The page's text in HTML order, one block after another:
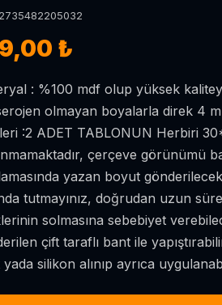
₺
: %100 mdf olup yüksek
olmayan boyalarla direk 4
:2 ADET TABLONUN Herbiri
çerçeve görünümü
yazan boyut
tutmayınız, doğrudan uzun
solmasına sebebiyet
çift taraflı bant ile
silikon alınıp ayrıca